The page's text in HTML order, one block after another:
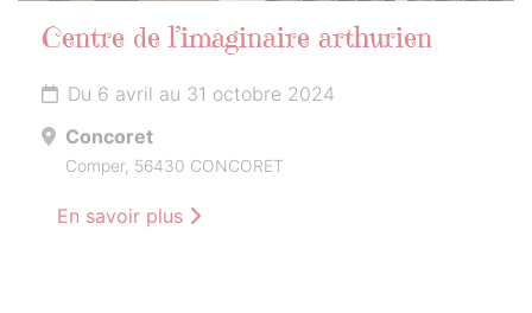
Centre de l’imaginaire arthurien
Du 6 avril au 31 octobre 2024
Concoret
Comper, 56430 CONCORET
En savoir plus